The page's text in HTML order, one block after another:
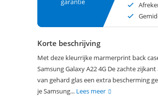
Korte beschrijving
Met deze kleurrijke marmerprint back
Samsung Galaxy A22 4G De zachte
van gehard glas een extra bescherming
je Samsung... Lees meer